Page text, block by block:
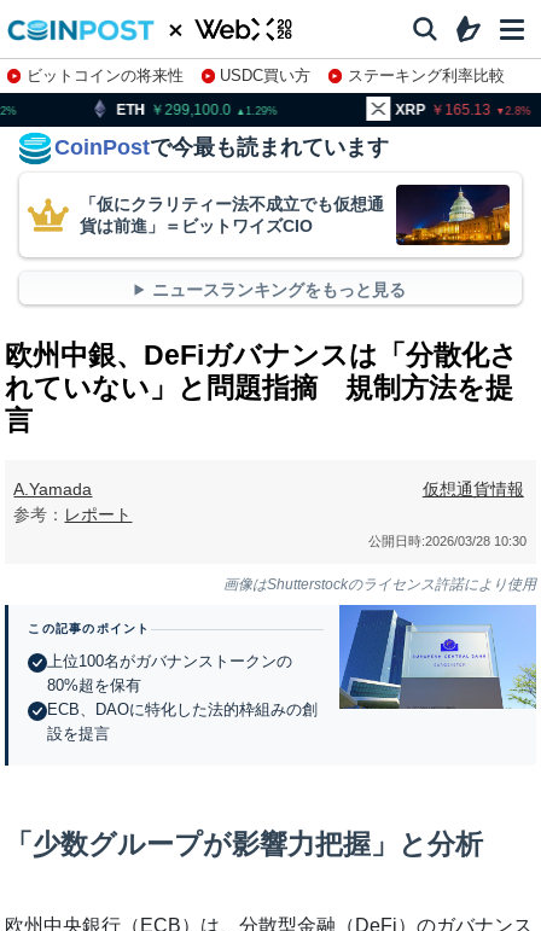
ビットコインの将来性 USDC買い方
ステーキング利率比較
株特集・関連銘柄
299,100.0 1.29 XRP BNB
CoinPostで今最も読まれています
「仮にクラリティー法不成立でも仮想通
貨は前進」＝ビットワイズCIO
ニュースランキングをもっと見る
欧州中銀、DeFiガバナンスは「分散化さ
れていない」と問題指摘 規制方法を提
言
A.Yamada
参考： レポート
仮想通貨情報
公開日時:2026/03/28 10:30
画像はShutterstockのライセンス許諾により使用
この記事のポイント
上位100名がガバナンストークンの
80%超を保有
ECB、DAOに特化した法的枠組みの創
設を提言
「少数グループが影響力把握」と分析
欧州中央銀行（ECB）は、分散型金融（DeFi）のガバナンス